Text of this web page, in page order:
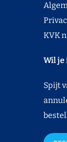
KVK
Wil je
Spijt